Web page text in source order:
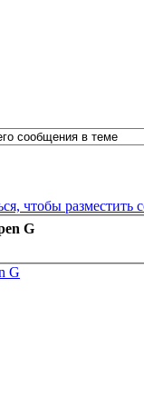
чтобы разместить
G